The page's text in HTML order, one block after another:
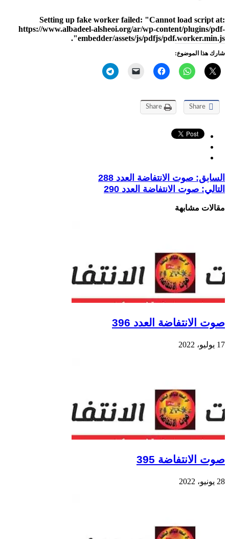
Setting up fake worker failed: "Cannot load script at:
https://www.albadeel-alsheoi.org/ar/wp-content/plugins/pdf-
embedder/assets/js/pdfjs/pdf.worker.min.js".
شارك هذا الموضوع:
Share
Share
السابق: صوت الانتفاضة العدد 288
التالي: صوت الانتفاضة العدد 290
مقالات مشابهة
صوت الانتفاضة العدد 396
17 يوليو، 2022
صوت الانتفاضة 395
28 يونيو، 2022